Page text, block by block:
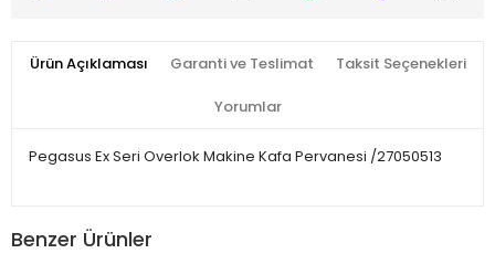
Ürün Açıklaması Garanti ve Teslimat Taksit Seçenekleri
Yorumlar
Pegasus Ex Seri Overlok Makine Kafa Pervanesi /27050513
Benzer Ürünler